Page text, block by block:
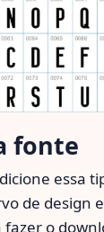
fonte
essa
de design
o